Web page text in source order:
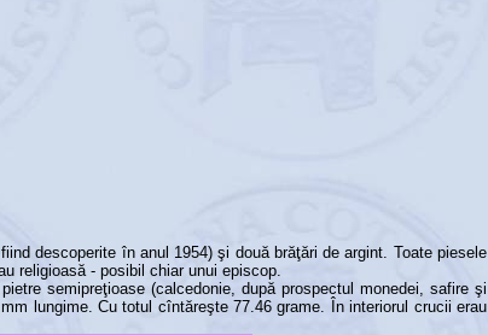
descoperite în anul 1954) şi două brăţări de argint. Toate piesele
religioasă - posibil chiar unui episcop.
semipreţioase (calcedonie, după prospectul monedei, safire şi
lungime. Cu totul cîntăreşte 77.46 grame. În interiorul crucii erau